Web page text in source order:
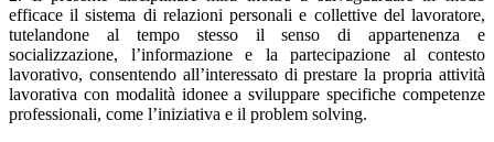
efficace il sistema di relazioni personali e collettive del lavoratore,
tutelandone al tempo stesso il senso di appartenenza e
socializzazione, l’informazione e la partecipazione al contesto
lavorativo, consentendo all’interessato di prestare la propria attività
lavorativa con modalità idonee a sviluppare specifiche competenze
professionali, come l’iniziativa e il problem solving.